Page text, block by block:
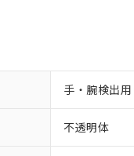
手・腕検出用
不透明体